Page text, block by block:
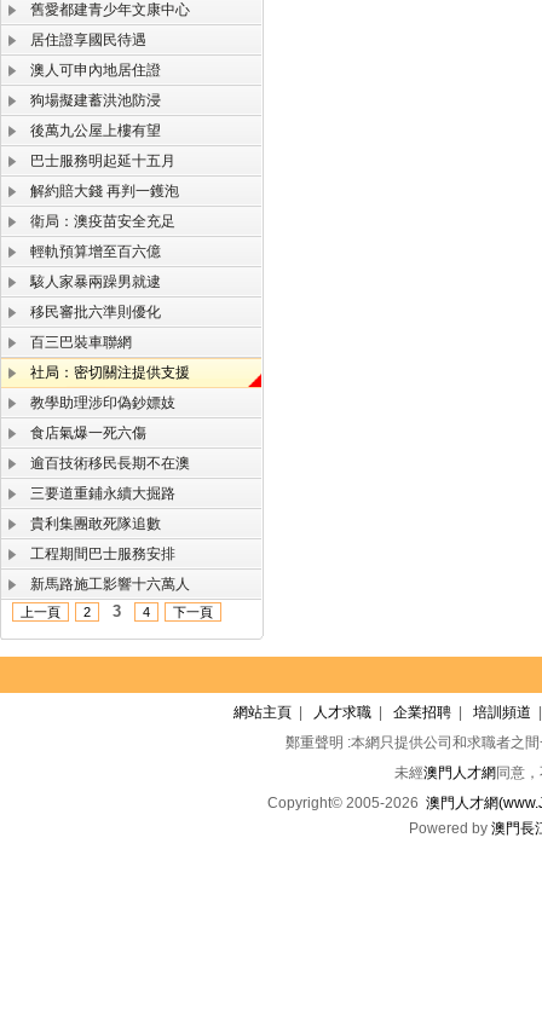
舊愛都建青少年文康中心
居住證享國民待遇
澳人可申內地居住證
狗場擬建蓄洪池防浸
後萬九公屋上樓有望
巴士服務明起延十五月
解約賠大錢 再判一鑊泡
衛局：澳疫苗安全充足
輕軌預算增至百六億
駭人家暴兩躁男就逮
移民審批六準則優化
百三巴裝車聯網
社局：密切關注提供支援
教學助理涉印偽鈔嫖妓
食店氣爆一死六傷
逾百技術移民長期不在澳
三要道重鋪永續大掘路
貴利集團敢死隊追數
工程期間巴士服務安排
新馬路施工影響十六萬人
上一頁 2 3 4 下一頁
網站主頁 人才求職 企業招聘 培訓頻道
鄭重聲明 :本網只提供公司和求職者之
未經澳門人才網 同意
Copyright© 2005-2026 澳門人才網
Powered by 澳門長